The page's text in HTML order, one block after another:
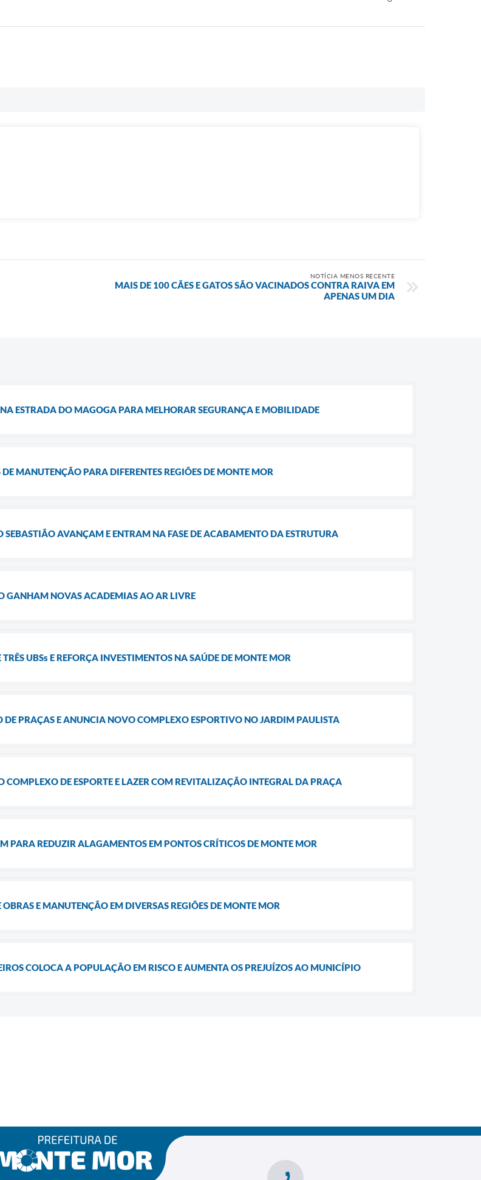
NOTÍCIA MENOS RECENTE
MAIS DE 100 CÃES E GATOS SÃO VACINADOS CONTRA RAIVA EM
APENAS UM DIA
ESTRADA DO MAGOGA PARA MELHORAR SEGURANÇA E MOBILIDADE
MANUTENÇÃO PARA DIFERENTES REGIÕES DE MONTE MOR
AVANÇAM E ENTRAM NA FASE DE ACABAMENTO DA ESTRUTURA
GANHAM NOVAS ACADEMIAS AO AR LIVRE
UBSs E REFORÇA INVESTIMENTOS NA SAÚDE DE MONTE MOR
PRAÇAS E ANUNCIA NOVO COMPLEXO ESPORTIVO NO JARDIM PAULISTA
DE ESPORTE E LAZER COM REVITALIZAÇÃO INTEGRAL DA PRAÇA
PARA REDUZIR ALAGAMENTOS EM PONTOS CRÍTICOS DE MONTE MOR
OBRAS E MANUTENÇÃO EM DIVERSAS REGIÕES DE MONTE MOR
COLOCA A POPULAÇÃO EM RISCO E AUMENTA OS PREJUÍZOS AO MUNICÍPIO